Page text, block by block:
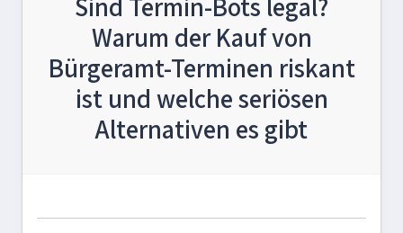
Sind Termin-Bots legal?
Warum der Kauf von
Bürgeramt-Terminen riskant
ist und welche seriösen
Alternativen es gibt